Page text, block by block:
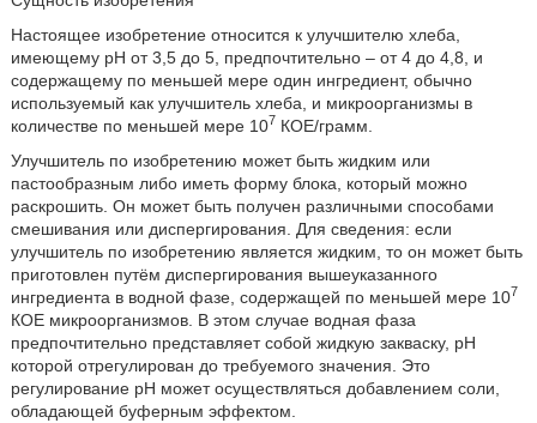
Настоящее изобретение относится к улучшителю хлеба,
имеющему рН от 3,5 до 5, предпочтительно – от 4 до 4,8, и
содержащему по меньшей мере один ингредиент, обычно
используемый как улучшитель хлеба, и микроорганизмы в
количестве по меньшей мере 107 КОЕ/грамм.
Улучшитель по изобретению может быть жидким или
пастообразным либо иметь форму блока, который можно
раскрошить. Он может быть получен различными способами
смешивания или диспергирования. Для сведения: если
улучшитель по изобретению является жидким, то он может быть
приготовлен путём диспергирования вышеуказанного
ингредиента в водной фазе, содержащей по меньшей мере 107
КОЕ микроорганизмов. В этом случае водная фаза
предпочтительно представляет собой жидкую закваску, рН
которой отрегулирован до требуемого значения. Это
регулирование pH может осуществляться добавлением соли,
обладающей буферным эффектом.